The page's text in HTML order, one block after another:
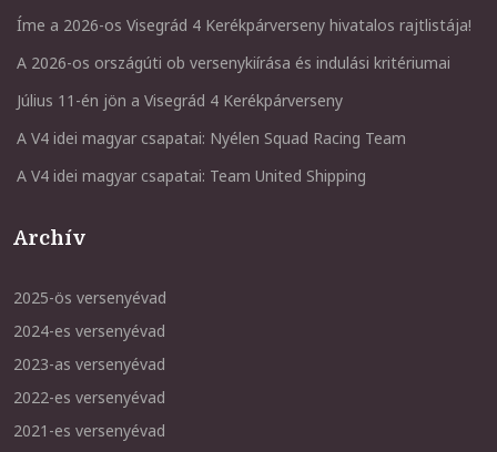
Íme a 2026-os Visegrád 4 Kerékpárverseny hivatalos rajtlistája!
A 2026-os országúti ob versenykiírása és indulási kritériumai
Július 11-én jön a Visegrád 4 Kerékpárverseny
A V4 idei magyar csapatai: Nyélen Squad Racing Team
A V4 idei magyar csapatai: Team United Shipping
Archív
2025-ös versenyévad
2024-es versenyévad
2023-as versenyévad
2022-es versenyévad
2021-es versenyévad